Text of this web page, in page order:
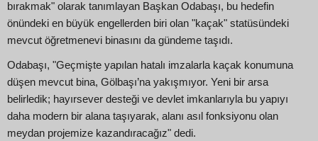
bırakmak" olarak tanımlayan Başkan Odabaşı, bu hedefin
önündeki en büyük engellerden biri olan "kaçak" statüsündeki
mevcut öğretmenevi binasını da gündeme taşıdı.
Odabaşı, "Geçmişte yapılan hatalı imzalarla kaçak konumuna
düşen mevcut bina, Gölbaşı’na yakışmıyor. Yeni bir arsa
belirledik; hayırsever desteği ve devlet imkanlarıyla bu yapıyı
daha modern bir alana taşıyarak, alanı asıl fonksiyonu olan
meydan projemize kazandıracağız" dedi.